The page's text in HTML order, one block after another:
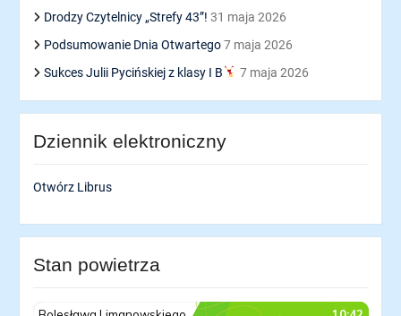
Drodzy Czytelnicy „Strefy 43”! 31 maja 2026
Podsumowanie Dnia Otwartego 7 maja 2026
Sukces Julii Pycińskiej z klasy I B
7 maja 2026
Dziennik elektroniczny
Otwórz Librus
Stan powietrza